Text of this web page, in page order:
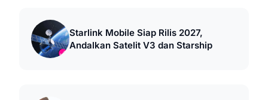
Starlink Mobile Siap Rilis 2027,
Andalkan Satelit V3 dan Starship